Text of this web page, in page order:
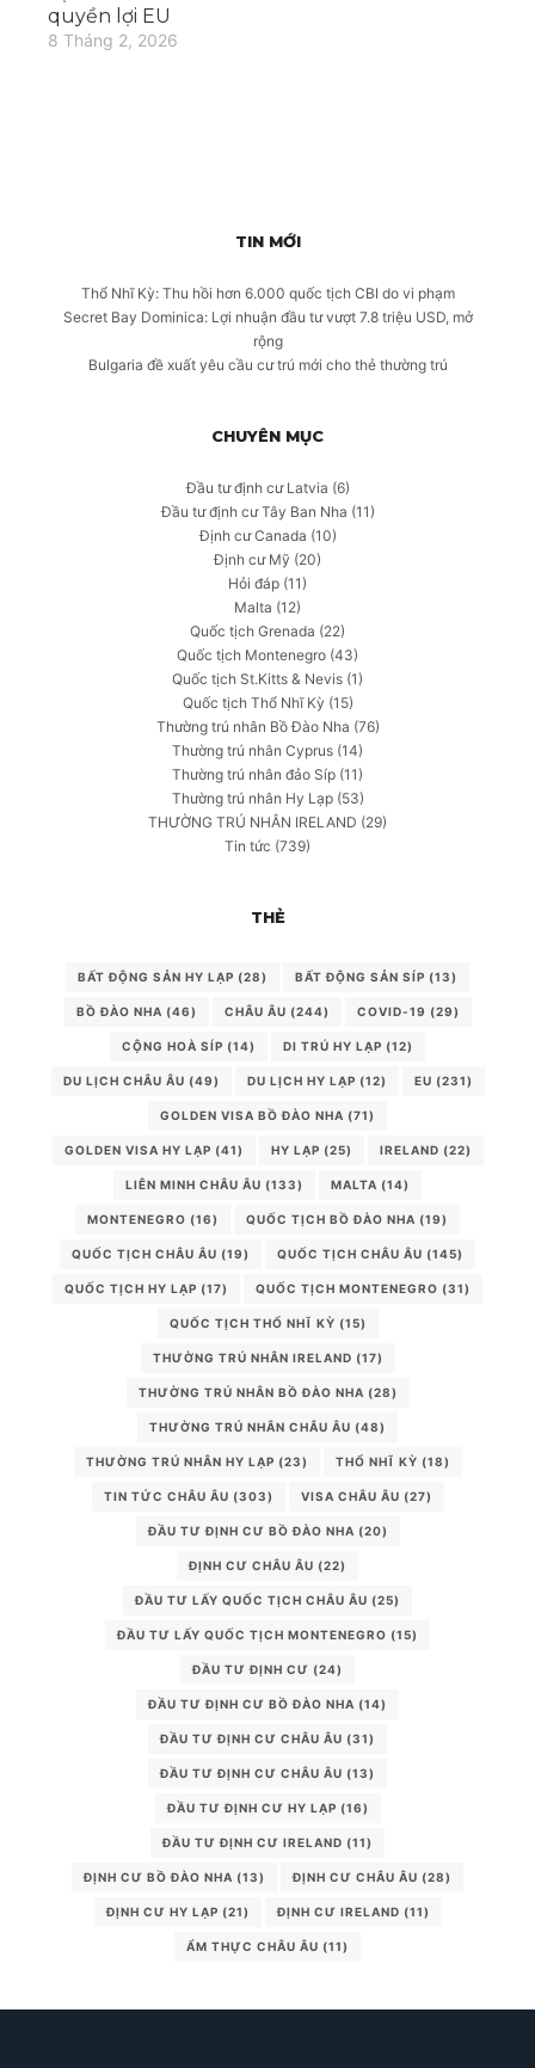
quyền lợi EU
8 Tháng 2, 2026
TIN MỚI
Thổ Nhĩ Kỳ: Thu hồi hơn 6.000 quốc tịch CBI do vi phạm
Secret Bay Dominica: Lợi nhuận đầu tư vượt 7.8 triệu USD, mở
rộng
Bulgaria đề xuất yêu cầu cư trú mới cho thẻ thường trú
CHUYÊN MỤC
Đầu tư định cư Latvia (6)
Đầu tư định cư Tây Ban Nha (11)
Định cư Canada (10)
Định cư Mỹ (20)
Hỏi đáp (11)
Malta (12)
Quốc tịch Grenada (22)
Quốc tịch Montenegro (43)
Quốc tịch St.Kitts & Nevis (1)
Quốc tịch Thổ Nhĩ Kỳ (15)
Thường trú nhân Bồ Đào Nha (76)
Thường trú nhân Cyprus (14)
Thường trú nhân đảo Síp (11)
Thường trú nhân Hy Lạp(53)
THƯỜNG TRÚ NHÂN IRELAND (29)
Tin tức (739)
THẺ
BẤT ĐỘNG SẢN HY LẠP (28) BẤT ĐỘNG SẢN SÍP (13)
BỒ ĐÀO NHA (46) CHÂU ÂU (244) COVID-19 (29)
CỘNG HOÀ SÍP (14) DI TRÚ HY LẠP (12)
DU LỊCH CHÂU ÂU (49) DU LỊCH HY LẠP (12) EU (231)
GOLDEN VISA BỒ ĐÀO NHA (71)
GOLDEN VISA HY LẠP (41) HY LẠP (25) IRELAND (22)
LIÊN MINH CHÂU ÂU (133) MALTA (14)
MONTENEGRO (16) QUỐC TỊCH BỒ ĐÀO NHA (19)
QUỐC TỊCH CHÂU ÂU (19) QUỐC TỊCH CHÂU ÂU (145)
QUỐC TỊCH HY LẠP (17) QUỐC TỊCH MONTENEGRO (31)
QUỐC TỊCH THỔ NHĨ KỲ (15)
THƯỜNG TRÚ NHÂN IRELAND (17)
THƯỜNG TRÚ NHÂN BỒ ĐÀO NHA (28)
THƯỜNG TRÚ NHÂN CHÂU ÂU (48)
THƯỜNG TRÚ NHÂN HY LẠP (23) THỔ NHĨ KỲ (18)
TIN TỨC CHÂU ÂU (303) VISA CHÂU ÂU (27)
ĐẦU TƯ ĐỊNH CƯ BỒ ĐÀO NHA (20)
ĐỊNH CƯ CHÂU ÂU (22)
ĐẦU TƯ LẤY QUỐC TỊCH CHÂU ÂU (25)
ĐẦU TƯ LẤY QUỐC TỊCH MONTENEGRO (15)
ĐẦU TƯ ĐỊNH CƯ (24)
ĐẦU TƯ ĐỊNH CƯ BỒ ĐÀO NHA (14)
ĐẦU TƯ ĐỊNH CƯ CHÂU ÂU (31)
ĐẦU TƯ ĐỊNH CƯ CHÂU ÂU (13)
ĐẦU TƯ ĐỊNH CƯ HY LẠP (16)
ĐẦU TƯ ĐỊNH CƯ IRELAND (11)
ĐỊNH CƯ BỒ ĐÀO NHA (13) ĐỊNH CƯ CHÂU ÂU (28)
ĐỊNH CƯ HY LẠP (21) ĐỊNH CƯ IRELAND (11)
ẨM THỰC CHÂU ÂU (11)